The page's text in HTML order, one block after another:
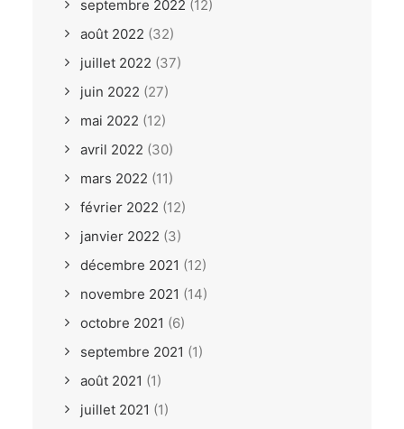
septembre 2022 (12)
août 2022 (32)
juillet 2022 (37)
juin 2022 (27)
mai 2022 (12)
avril 2022 (30)
mars 2022 (11)
février 2022 (12)
janvier 2022 (3)
décembre 2021 (12)
novembre 2021 (14)
octobre 2021 (6)
septembre 2021 (1)
août 2021 (1)
juillet 2021 (1)